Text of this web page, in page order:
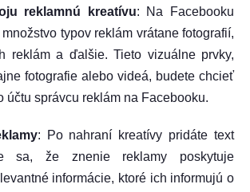
reklamnú kreatívu: Na Facebooku
typov reklám vrátane fotografií,
reklám a ďalšie. Tieto vizuálne prvky,
fotografie alebo videá, budete chcieť
účtu správcu reklám na Facebooku.
: Po nahraní kreatívy pridáte text
sa, že znenie reklamy poskytuje
informácie, ktoré ich informujú o